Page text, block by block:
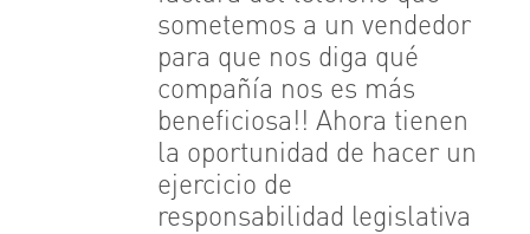
sometemos a un vendedor
para que nos diga qué
compañía nos es más
beneficiosa!! Ahora tienen
la oportunidad de hacer un
ejercicio de
responsabilidad legislativa